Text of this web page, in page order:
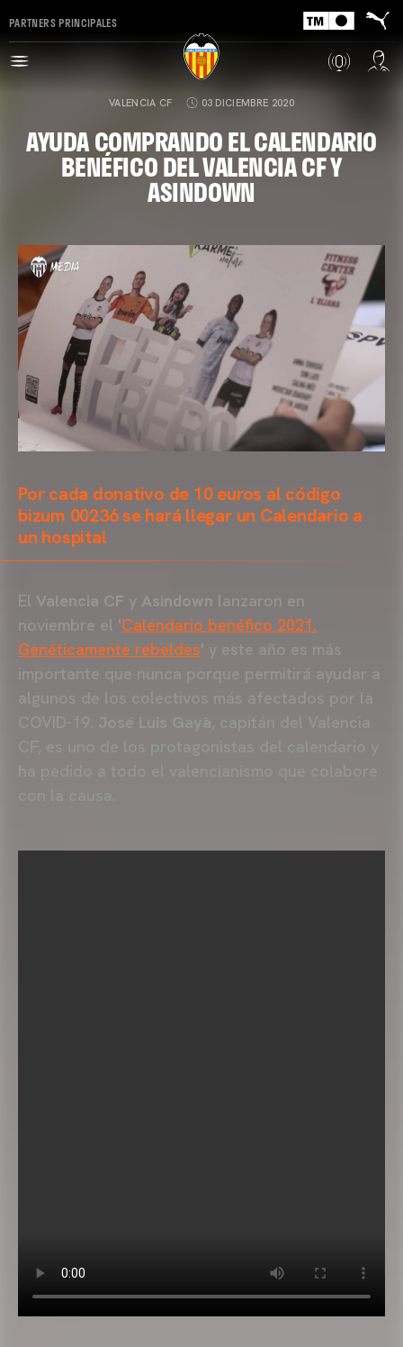
PARTNERS PRINCIPALES
VALENCIA CF 03 DICIEMBRE 2020
AYUDA COMPRANDO EL CALENDARIO
BENÉFICO DEL VALENCIA CF Y
ASINDOWN
Por cada donativo de 10 euros al código
bizum 00236 se hará llegar un Calendario a
un hospital
El Valencia CF y Asindown lanzaron en
noviembre el 'Calendario benéfico 2021.
Genéticamente rebeldes' y este año es más
importante que nunca porque permitirá ayudar a